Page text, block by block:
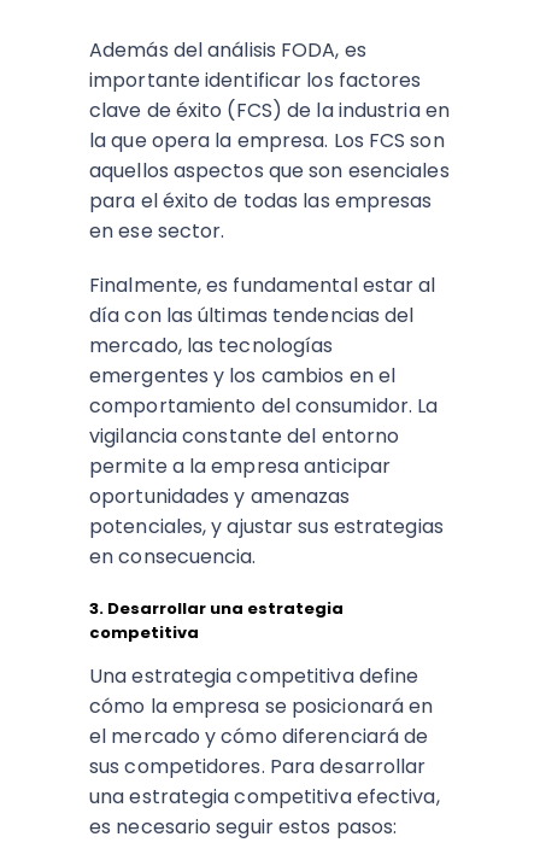
Además del análisis FODA, es
importante identificar los factores
clave de éxito (FCS) de la industria en
la que opera la empresa. Los FCS son
aquellos aspectos que son esenciales
para el éxito de todas las empresas
en ese sector.
Finalmente, es fundamental estar al
día con las últimas tendencias del
mercado, las tecnologías
emergentes y los cambios en el
comportamiento del consumidor. La
vigilancia constante del entorno
permite a la empresa anticipar
oportunidades y amenazas
potenciales, y ajustar sus estrategias
en consecuencia.
3. Desarrollar una estrategia
competitiva
Una estrategia competitiva define
cómo la empresa se posicionará en
el mercado y cómo diferenciará de
sus competidores. Para desarrollar
una estrategia competitiva efectiva,
es necesario seguir estos pasos: